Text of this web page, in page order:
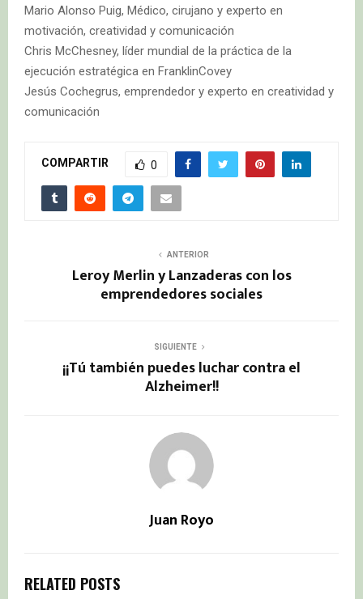
Mario Alonso Puig, Médico, cirujano y experto en
motivación, creatividad y comunicación
Chris McChesney, líder mundial de la práctica de la
ejecución estratégica en FranklinCovey
Jesús Cochegrus, emprendedor y experto en creatividad y
comunicación
COMPARTIR 0
ANTERIOR
Leroy Merlin y Lanzaderas con los
emprendedores sociales
SIGUIENTE
¡¡Tú también puedes luchar contra el
Alzheimer!!
Juan Royo
RELATED POSTS